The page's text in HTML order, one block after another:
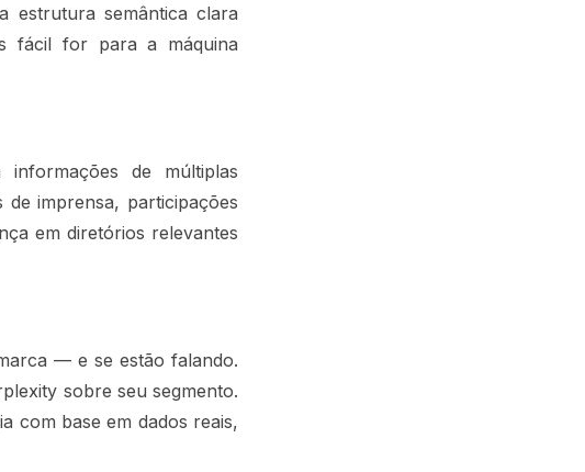
estrutura semântica clara
fácil for para a máquina
de múltiplas
imprensa, participações
em diretórios relevantes
— e se estão falando.
sobre seu segmento.
com base em dados reais,